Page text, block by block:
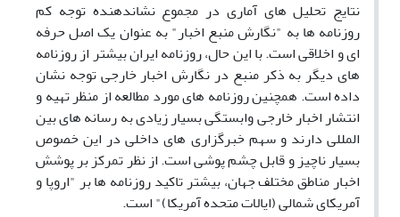
نتایج تحلیل های آماری در مجموع نشاندهنده توجه کم
روزنامه ها به "نگارش منبع اخبار" به عنوان یک اصل حرفه
ای و اخلاقی است. با این حال، روزنامه ایران بیشتر از روزنامه
های دیگر به ذکر منبع در نگارش اخبار خارجی توجه نشان
داده است. همچنین روزنامه های مورد مطالعه از منظر تهیه و
انتشار اخبار خارجی وابستگی بسیار زیادی به رسانه های بین
المللی دارند و سهم خبرگزاری های داخلی در این خصوص
بسیار ناچیز و قابل چشم پوشی است. از نظر تمرکز بر پوشش
اخبار مناطق مختلف جهان، بیشتر تاکید روزنامه ها بر "اروپا و
آمریکای شمالی (ایالات متحده آمریکا)" است.